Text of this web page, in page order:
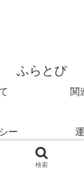
ふらとぴ
関
ー
© 2019 ふらとぴ.
検索